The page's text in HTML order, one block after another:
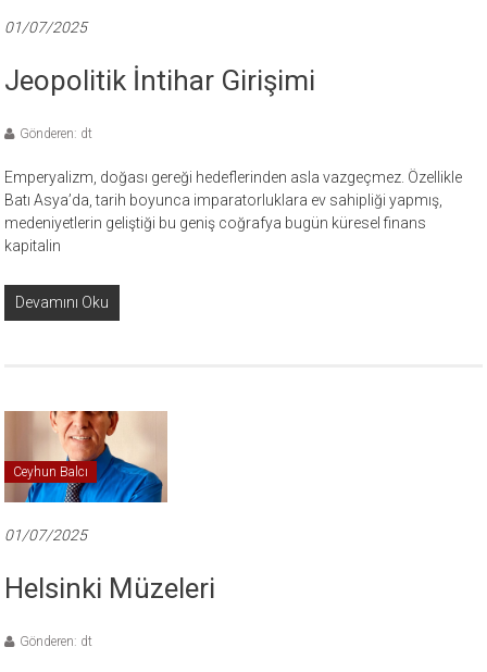
01/07/2025
Jeopolitik İntihar Girişimi
Gönderen: dt
Emperyalizm, doğası gereği hedeflerinden asla vazgeçmez. Özellikle
Batı Asya’da, tarih boyunca imparatorluklara ev sahipliği yapmış,
medeniyetlerin geliştiği bu geniş coğrafya bugün küresel finans
kapitalin
Devamını Oku
Ceyhun Balcı
01/07/2025
Helsinki Müzeleri
Gönderen: dt